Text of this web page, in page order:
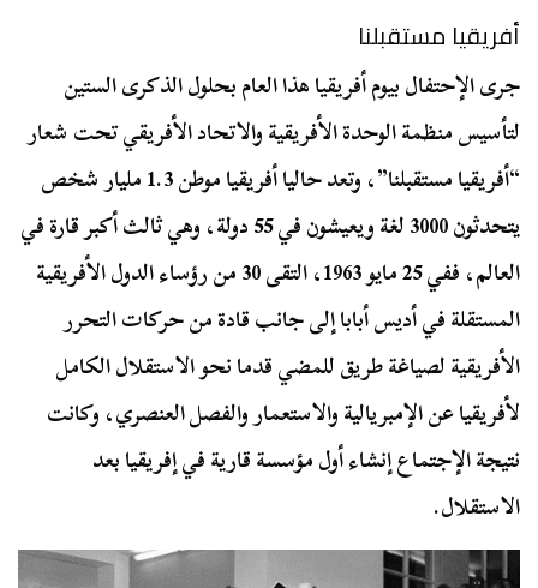
أفريقيا مستقبلنا
جرى الإحتفال بيوم أفريقيا هذا العام بحلول الذكرى الستين
لتأسيس منظمة الوحدة الأفريقية والاتحاد الأفريقي تحت شعار
“أفريقيا مستقبلنا”، وتعد حاليا أفريقيا موطن 1.3 مليار شخص
يتحدثون 3000 لغة ويعيشون في 55 دولة، وهي ثالث أكبر قارة في
العالم، ففي 25 مايو 1963، التقى 30 من رؤساء الدول الأفريقية
المستقلة في أديس أبابا إلى جانب قادة من حركات التحرر
الأفريقية لصياغة طريق للمضي قدما نحو الاستقلال الكامل
لأفريقيا عن الإمبريالية والاستعمار والفصل العنصري، وكانت
نتيجة الإجتماع إنشاء أول مؤسسة قارية في إفريقيا بعد
الاستقلال.